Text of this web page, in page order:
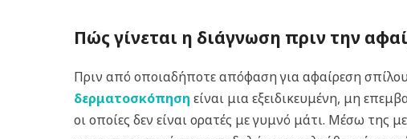
Πώς γίνεται η διάγνωση πριν την
Πριν από οποιαδήποτε απόφαση για αφαίρεση
δερματοσκόπηση είναι μια εξειδικευμένη, μη
οι οποίες δεν είναι ορατές με γυμνό μάτι. Μέσω της